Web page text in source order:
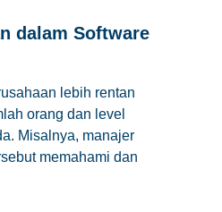
dalam Software
lebih rentan
orang dan level
Misalnya, manajer
memahami dan